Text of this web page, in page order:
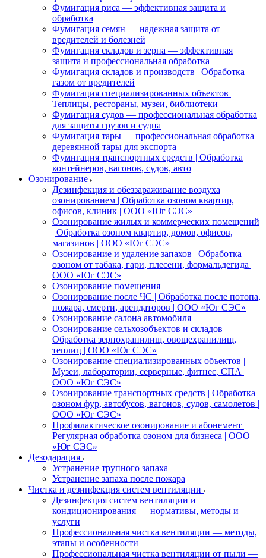
Фумигация риса — эффективная защита и
обработка
Фумигация семян — надежная защита от
вредителей и болезней
Фумигация складов и зерна — эффективная
защита и профессиональная обработка
Фумигация складов и производств | Обработка
газом от вредителей
Фумигация специализированных объектов |
Теплицы, рестораны, музеи, библиотеки
Фумигация судов — профессиональная обработка
для защиты грузов и судна
Фумигация тары — профессиональная обработка
деревянной тары для экспорта
Фумигация транспортных средств | Обработка
контейнеров, вагонов, судов, авто
Озонирование
Дезинфекция и обеззараживание воздуха
озонированием | Обработка озоном квартир,
офисов, клиник | ООО «Юг СЭС»
Озонирование жилых и коммерческих помещений
| Обработка озоном квартир, домов, офисов,
магазинов | ООО «Юг СЭС»
Озонирование и удаление запахов | Обработка
озоном от табака, гари, плесени, формальдегида |
ООО «Юг СЭС»
Озонирование помещения
Озонирование после ЧС | Обработка после потопа,
пожара, смерти, арендаторов | ООО «Юг СЭС»
Озонирование салона автомобиля
Озонирование сельхозобъектов и складов |
Обработка зернохранилищ, овощехранилищ,
теплиц | ООО «Юг СЭС»
Озонирование специализированных объектов |
Музеи, лаборатории, серверные, фитнес, СПА |
ООО «Юг СЭС»
Озонирование транспортных средств | Обработка
озоном фур, автобусов, вагонов, судов, самолетов |
ООО «Юг СЭС»
Профилактическое озонирование и абонемент |
Регулярная обработка озоном для бизнеса | ООО
«Юг СЭС»
Дезодарация
Устранение трупного запаха
Устранение запаха после пожара
Чистка и дезинфекция систем вентиляции
Дезинфекция систем вентиляции и
кондиционирования — нормативы, методы и
услуги
Профессиональная чистка вентиляции — методы,
этапы и особенности
Профессиональная чистка вентиляции от пыли —